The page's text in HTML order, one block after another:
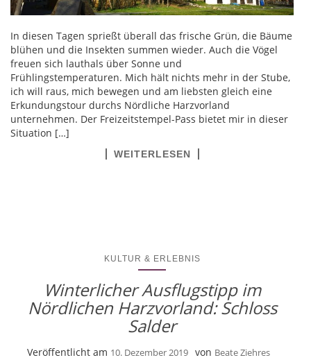
In diesen Tagen sprießt überall das frische Grün, die Bäume
blühen und die Insekten summen wieder. Auch die Vögel
freuen sich lauthals über Sonne und
Frühlingstemperaturen. Mich hält nichts mehr in der Stube,
ich will raus, mich bewegen und am liebsten gleich eine
Erkundungstour durchs Nördliche Harzvorland
unternehmen. Der Freizeitstempel-Pass bietet mir in dieser
Situation […]
WEITERLESEN
KULTUR & ERLEBNIS
Winterlicher Ausflugstipp im
Nördlichen Harzvorland: Schloss
Salder
Veröffentlicht am 10. Dezember 2019 von Beate Ziehres